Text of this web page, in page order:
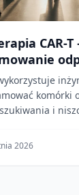
CAR-T
komórki
i
2026